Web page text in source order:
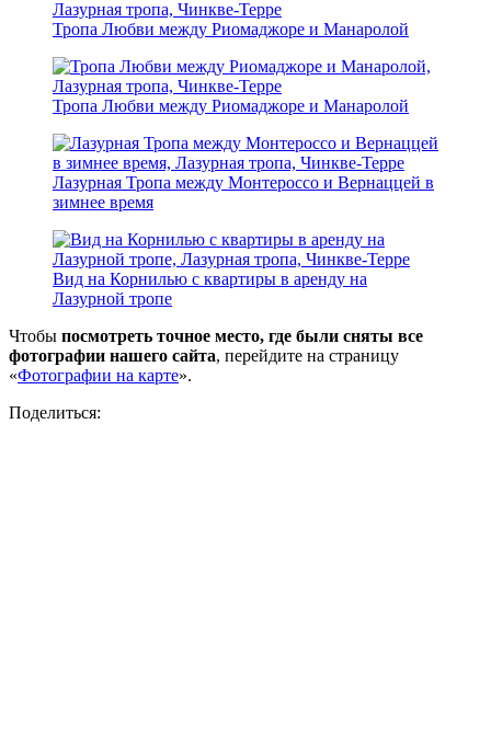
Тропа Любви между Риомаджоре и Манаролой
Тропа Любви между Риомаджоре и Манаролой
Лазурная Тропа между Монтероссо и Вернаццей в
зимнее время
Вид на Корнилью с квартиры в аренду на
Лазурной тропе
Чтобы посмотреть точное место, где были сняты все
фотографии нашего сайта, перейдите на страницу
«Фотографии на карте».
Поделиться: